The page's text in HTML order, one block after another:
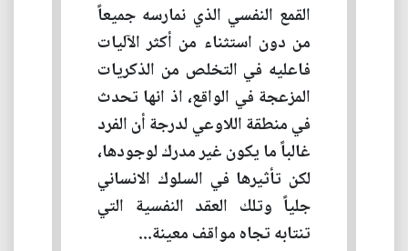
القمع النفسي الذي نمارسه جميعاً
من دون استثناء من أكثر الآليات
فاعليه في التخلص من الذكريات
المزعجة في الواقع، اذ انها تحدث
في منطقة اللاوعي لدرجة أن الفرد
غالباً ما يكون غير مدرك لوجودها،
لكن تأثيرها في السلوك الانساني
جلياً وتلك العقد النفسية التي
تنتابه تجاه مواقف معينة...